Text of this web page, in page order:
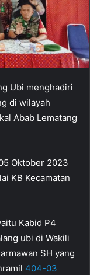
Ubi menghadiri
di wilayah
Abab Lematang
Oktober 2023
KB Kecamatan
Kabid P4
ubi di Wakili
SH yang
404-03